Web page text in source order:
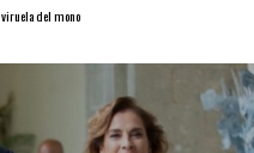
viruela del mono